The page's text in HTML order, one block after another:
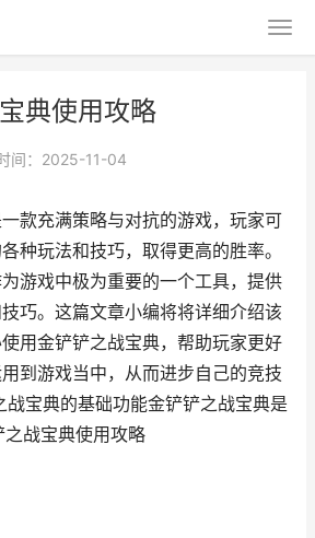
典使用攻略
间：2025-11-04
款充满策略与对抗的游戏，玩家可
种玩法和技巧，取得更高的胜率。
游戏中极为重要的一个工具，提供
巧。这篇文章小编将将详细介绍该
用金铲铲之战宝典，帮助玩家更好
到游戏当中，从而进步自己的竞技
宝典的基础功能金铲铲之战宝典是
战宝典使用攻略